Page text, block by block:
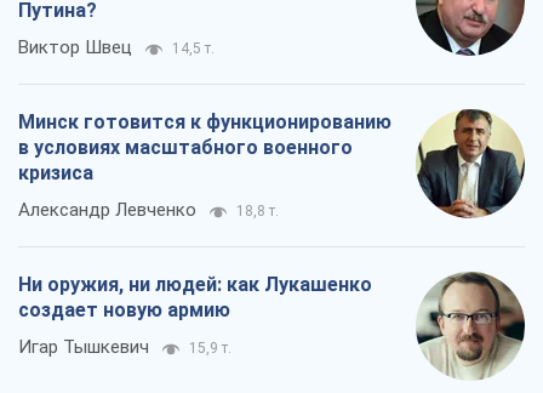
Путина?
Виктор Швец 14,5 т.
Минск готовится к функционированию
в условиях масштабного военного
кризиса
Александр Левченко 18,8 т.
Ни оружия, ни людей: как Лукашенко
создает новую армию
Игар Тышкевич 15,9 т.